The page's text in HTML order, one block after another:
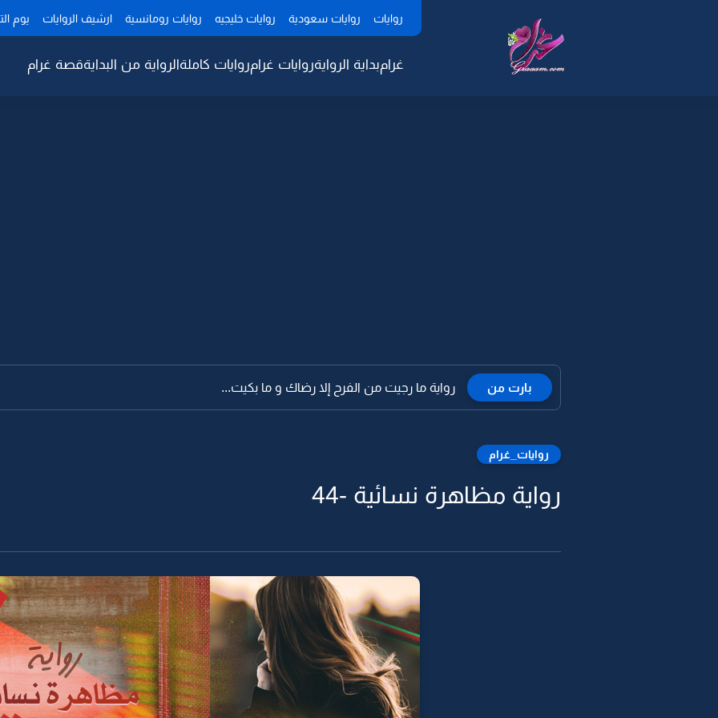
روايات روايات سعودية روايات خليجيه روايات رومانسية ارشيف الروايات يوم
غرامبداية الروايةروايات غرامروايات كاملةالرواية من البدايةقصة غرام
بارت من رواية ما رجيت من الفرح إلا رضاك و ما بكيت...
روايات_غرام
رواية مظاهرة نسائية -44